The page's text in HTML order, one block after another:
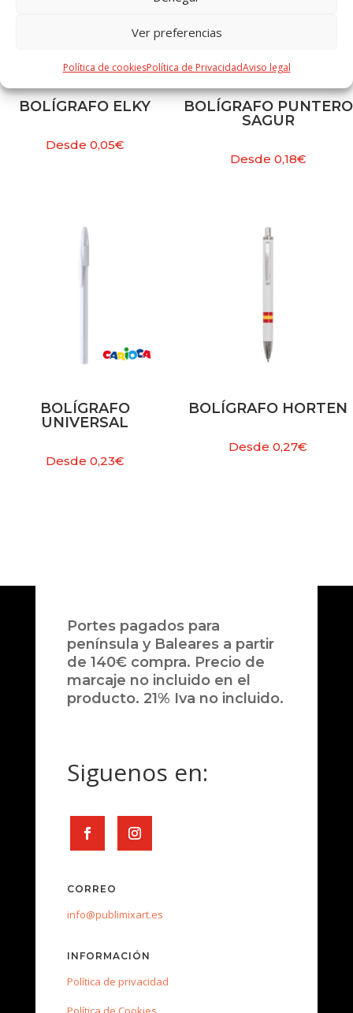
Ver preferencias
Política de cookiesPolítica de PrivacidadAviso legal
BOLÍGRAFO ELKY
Desde 0,05€
BOLÍGRAFO PUNTERO
SAGUR
Desde 0,18€
BOLÍGRAFO
UNIVERSAL
Desde 0,23€
BOLÍGRAFO HORTEN
Desde0,27€
Portes pagados para
península y Baleares a partir
de 140€ compra. Precio de
marcaje no incluido en el
producto. 21% Iva no incluido.
Siguenos en:
CORREO
info@publimixart.es
INFORMACIÓN
Política de privacidad